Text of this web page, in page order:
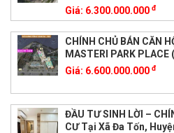
Giá: 6.300.000.000 đ
CHÍNH CHỦ BÁN CĂN
MASTERI PARK
Giá: 6.600.000.000 đ
ĐẦU TƯ SINH LỜI –
CƯ Tại Xã Đa Tốn,